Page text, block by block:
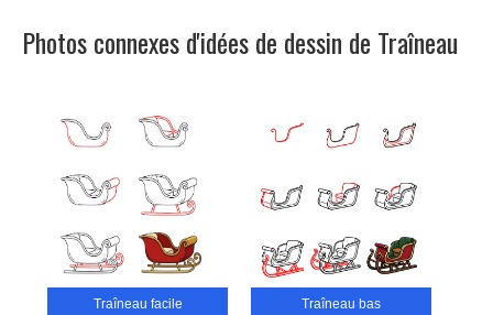
Photos connexes d'idées de dessin de Traîneau
Traîneau facile Traîneau bas